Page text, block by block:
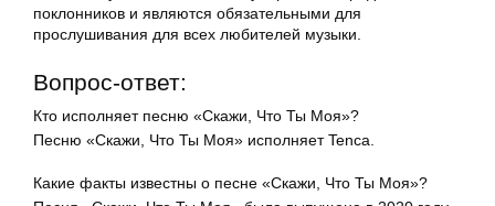
поклонников и являются обязательными для
прослушивания для всех любителей музыки.
Вопрос-ответ:
Кто исполняет песню «Скажи, Что Ты Моя»?
Песню «Скажи, Что Ты Моя» исполняет Tenca.
Какие факты известны о песне «Скажи, Что Ты Моя»?